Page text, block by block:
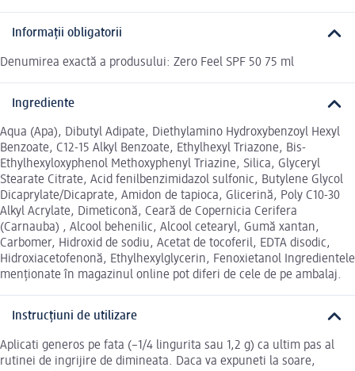
Informații obligatorii
Denumirea exactă a produsului: Zero Feel SPF 50 75 ml
Ingrediente
Aqua (Apa), Dibutyl Adipate, Diethylamino Hydroxybenzoyl Hexyl
Benzoate, C12-15 Alkyl Benzoate, Ethylhexyl Triazone, Bis-
Ethylhexyloxyphenol Methoxyphenyl Triazine, Silica, Glyceryl
Stearate Citrate, Acid fenilbenzimidazol sulfonic, Butylene Glycol
Dicaprylate/Dicaprate, Amidon de tapioca, Glicerină, Poly C10-30
Alkyl Acrylate, Dimeticonă, Ceară de Copernicia Cerifera
(Carnauba) , Alcool behenilic, Alcool cetearyl, Gumă xantan,
Carbomer, Hidroxid de sodiu, Acetat de tocoferil, EDTA disodic,
Hidroxiacetofenonă, Ethylhexylglycerin, Fenoxietanol Ingredientele
menționate în magazinul online pot diferi de cele de pe ambalaj.
Instrucțiuni de utilizare
Aplicati generos pe fata (~1/4 lingurita sau 1,2 g) ca ultim pas al
rutinei de ingrijire de dimineata. Daca va expuneti la soare,